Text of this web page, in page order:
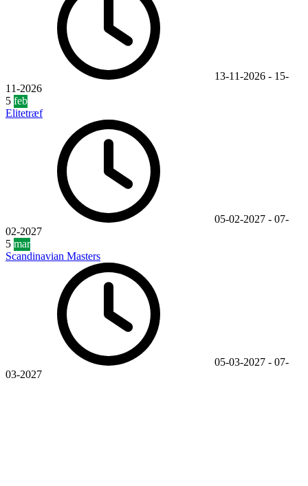
13-11-2026 - 15-
11-2026
5 feb
Elitetræf
05-02-2027 - 07-
02-2027
5 mar
Scandinavian Masters
05-03-2027 - 07-
03-2027